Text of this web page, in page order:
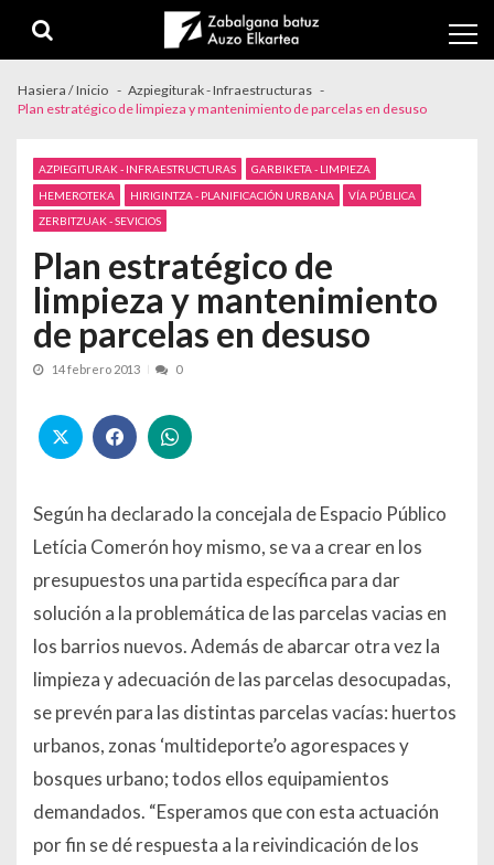
Hasiera / Inicio
Azpiegiturak - Infraestructuras
Plan estratégico de limpieza y mantenimiento de parcelas en desuso
AZPIEGITURAK - INFRAESTRUCTURAS
GARBIKETA - LIMPIEZA
HEMEROTEKA
HIRIGINTZA - PLANIFICACIÓN URBANA
VÍA PÚBLICA
ZERBITZUAK - SEVICIOS
Plan estratégico de
limpieza y mantenimiento
de parcelas en desuso
14 febrero 2013 0
Según ha declarado la concejala de Espacio Público
Letícia Comerón hoy mismo, se va a crear en los
presupuestos una partida específica para dar
solución a la problemática de las parcelas vacias en
los barrios nuevos. Además de abarcar otra vez la
limpieza y adecuación de las parcelas desocupadas,
se prevén para las distintas parcelas vacías: huertos
urbanos, zonas ‘multideporte’o agorespaces y
bosques urbano; todos ellos equipamientos
demandados. “Esperamos que con esta actuación
por fin se dé respuesta a la reivindicación de los